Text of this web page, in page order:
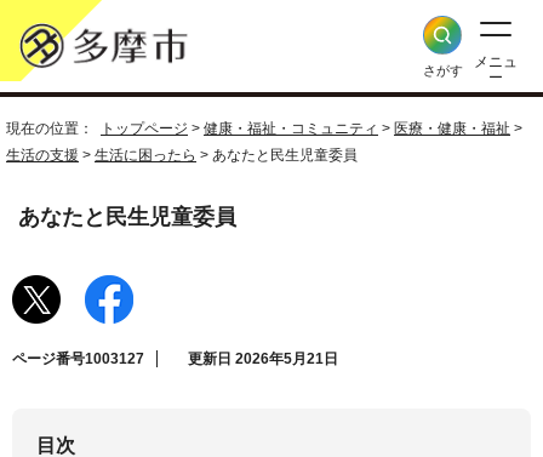
さがす
メニュ
ー
現在の位置： トップページ > 健康・福祉・コミュニティ > 医療・健康・福祉 >
生活の支援 > 生活に困ったら > あなたと民生児童委員
あなたと民生児童委員
ページ番号1003127 更新日 2026年5月21日
目次